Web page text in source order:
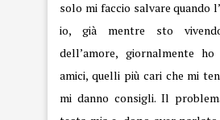
solo mi faccio salvare quando
io, già mentre sto
dell’amore, giornalmente
amici, quelli più cari che mi
mi danno consigli. Il